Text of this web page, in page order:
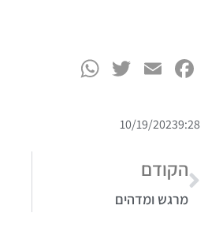
Facebook
Email
Twitter
9:28
10/19/2023
הקודם
מרגש ומדהים